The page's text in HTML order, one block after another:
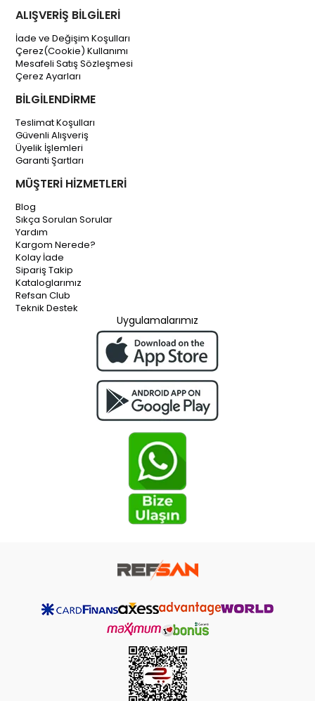
ALIŞVERİŞ BİLGİLERİ
İade ve Değişim Koşulları
Çerez(Cookie) Kullanımı
Mesafeli Satış Sözleşmesi
Çerez Ayarları
BİLGİLENDİRME
Teslimat Koşulları
Güvenli Alışveriş
Üyelik İşlemleri
Garanti Şartları
MÜŞTERİ HİZMETLERİ
Blog
Sıkça Sorulan Sorular
Yardım
Kargom Nerede?
Kolay İade
Sipariş Takip
Kataloglarımız
Refsan Club
Teknik Destek
Uygulamalarımız